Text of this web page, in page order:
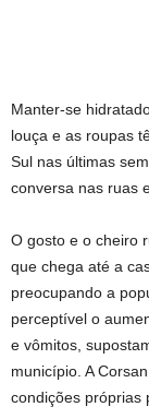
Manter-se
louça e as roupas
Sul nas últimas
conversa nas ruas
O gosto e o cheiro
que chega até a
preocupando a
perceptível o
e vômitos,
município. A
condições próprias